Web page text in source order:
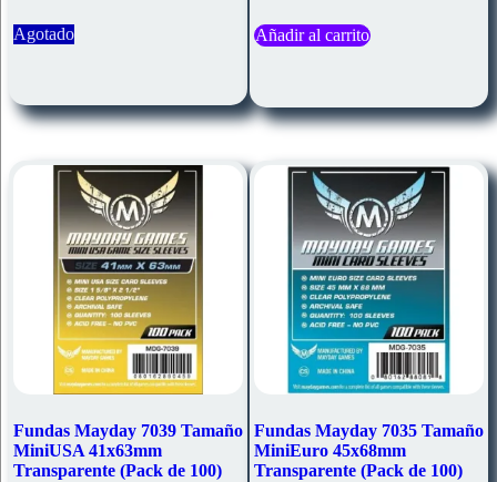
Agotado Añadir al carrito
Fundas Mayday 7039 Tamaño
MiniUSA 41x63mm
Transparente (Pack de 100)
Fundas Mayday 7035 Tamaño
MiniEuro 45x68mm
Transparente (Pack de 100)